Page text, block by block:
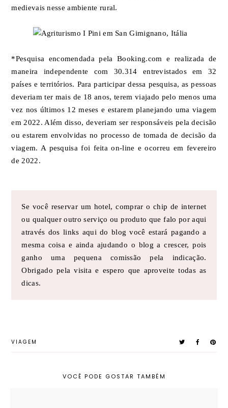
medievais nesse ambiente rural.
*Pesquisa encomendada pela Booking.com e realizada de
maneira independente com 30.314 entrevistados em 32
países e territórios. Para participar dessa pesquisa, as pessoas
deveriam ter mais de 18 anos, terem viajado pelo menos uma
vez nos últimos 12 meses e estarem planejando uma viagem
em 2022. Além disso, deveriam ser responsáveis pela decisão
ou estarem envolvidas no processo de tomada de decisão da
viagem. A pesquisa foi feita on-line e ocorreu em fevereiro
de 2022.
Se você reservar um hotel, comprar o chip de internet
ou qualquer outro serviço ou produto que falo por aqui
através dos links aqui do blog você estará pagando a
mesma coisa e ainda ajudando o blog a crescer, pois
ganho uma pequena comissão pela indicação.
Obrigado pela visita e espero que aproveite todas as
dicas.
VIAGEM
VOCÊ PODE GOSTAR TAMBÉM